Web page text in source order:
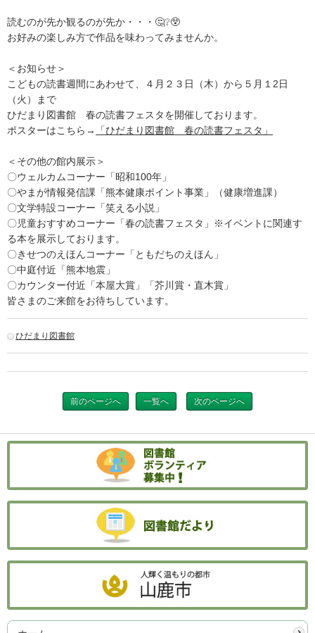
読むのが先か観るのが先か・・・🤔❔😲
お好みの楽しみ方で作品を味わってみませんか。
＜お知らせ＞
こどもの読書週間にあわせて、４月２３日（木）から５月１2日
（火）まで
ひだまり図書館 春の読書フェスタを開催しております。
ポスターはこちら→
「ひだまり図書館 春の読書フェスタ」
＜その他の館内展示＞
〇ウェルカムコーナー「昭和100年」
〇やまが情報発信課「熊本健康ポイント事業」（健康増進課）
〇文学特設コーナー「笑える小説」
〇児童おすすめコーナー「春の読書フェスタ」※イベントに関連す
る本を展示しております。
〇きせつのえほんコーナー「ともだちのえほん」
〇中庭付近「熊本地震」
〇カウンター付近「本屋大賞」「芥川賞・直木賞」
皆さまのご来館をお待ちしています。
ひだまり図書館
前のページへ 一覧へ 次のページへ